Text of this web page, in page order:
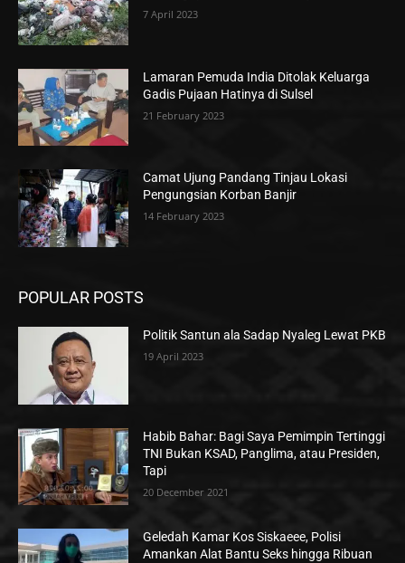
7 April 2023
Lamaran Pemuda India Ditolak Keluarga
Gadis Pujaan Hatinya di Sulsel
21 February 2023
Camat Ujung Pandang Tinjau Lokasi
Pengungsian Korban Banjir
14 February 2023
POPULAR POSTS
Politik Santun ala Sadap Nyaleg Lewat PKB
19 April 2023
Habib Bahar: Bagi Saya Pemimpin Tertinggi
TNI Bukan KSAD, Panglima, atau Presiden,
Tapi
20 December 2021
Geledah Kamar Kos Siskaeee, Polisi
Amankan Alat Bantu Seks hingga Ribuan